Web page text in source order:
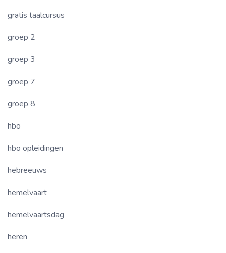
gratis taalcursus
groep 2
groep 3
groep 7
groep 8
hbo
hbo opleidingen
hebreeuws
hemelvaart
hemelvaartsdag
heren